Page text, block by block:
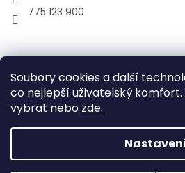
Soubory cookies a další
co nejlepší uživatelský komfort.
vybrat nebo zde.
775 123 900
air-cool
Vytvořil